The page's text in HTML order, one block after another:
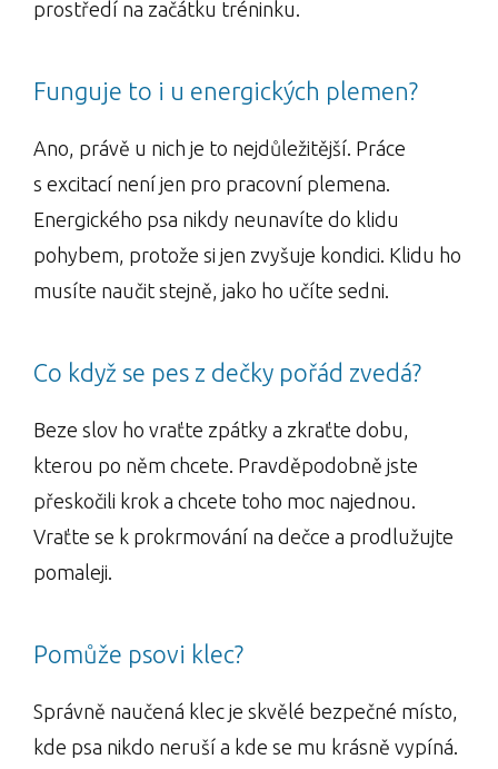
prostředí na začátku tréninku.
Funguje to i u energických plemen?
Ano, právě u nich je to nejdůležitější. Práce
s excitací není jen pro pracovní plemena.
Energického psa nikdy neunavíte do klidu
pohybem, protože si jen zvyšuje kondici. Klidu ho
musíte naučit stejně, jako ho učíte sedni.
Co když se pes z dečky pořád zvedá?
Beze slov ho vraťte zpátky a zkraťte dobu,
kterou po něm chcete. Pravděpodobně jste
přeskočili krok a chcete toho moc najednou.
Vraťte se k prokrmování na dečce a prodlužujte
pomaleji.
Pomůže psovi klec?
Správně naučená klec je skvělé bezpečné místo,
kde psa nikdo neruší a kde se mu krásně vypíná.